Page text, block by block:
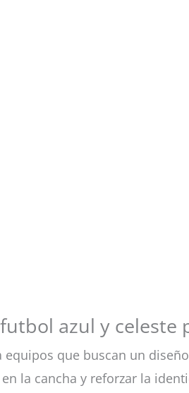
azul y celeste
que buscan un
la cancha y reforzar la